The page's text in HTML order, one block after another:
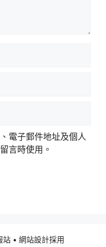
電子郵件地址及個人
言時使用。
站 • 網站設計採用